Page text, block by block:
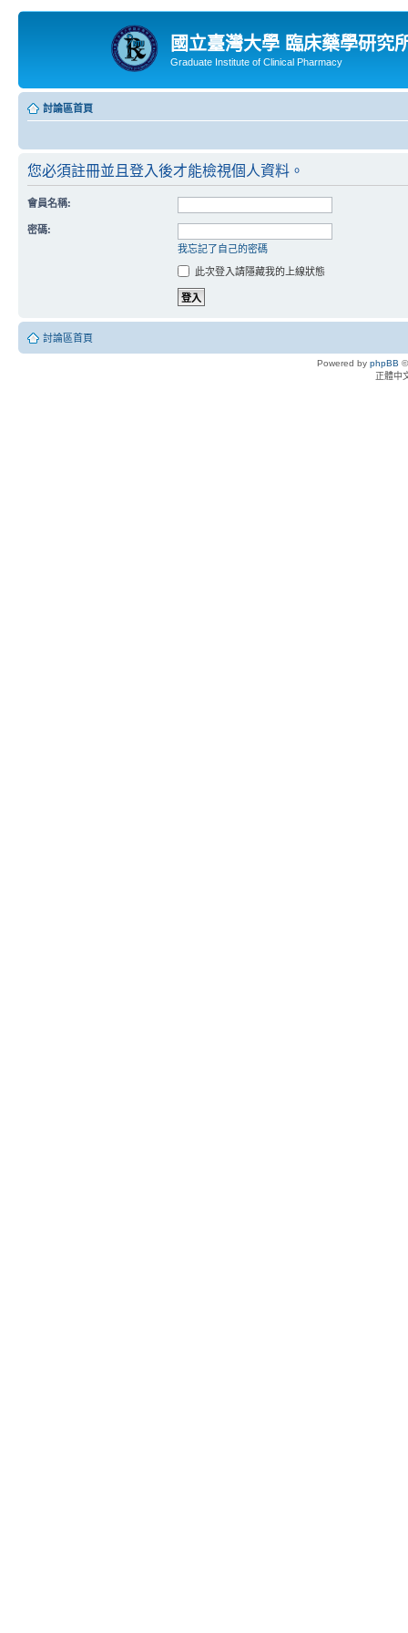
國立臺灣大學 臨床藥學研究
Graduate Institute of Clinical Pharmacy
討論區首頁
您必須註冊並且登入後才能檢視個人資料。
會員名稱:
密碼:
我忘記了自己的密碼
此次登入請隱藏我的上線狀態
討論區首頁
Powered by phpBB
正體中